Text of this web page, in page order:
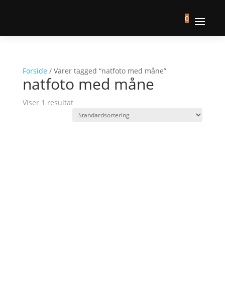
0
Forside / Varer tagged “natfoto med måne”
natfoto med måne
Viser 1 resultat